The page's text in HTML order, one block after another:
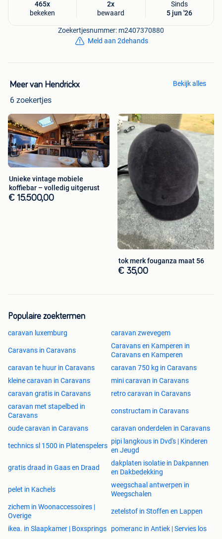
465x
bekeken
2x
bewaard
Sinds
5 jun '26
Zoekertjesnummer: m2407370880
Meld aan 2dehands
Meer van Hendrickx
6 zoekertjes
Bekijk alles
Unieke vintage mobiele
koffiebar – volledig uitgerust
€ 15.500,00
tok merk fouganza maat 56
€ 35,00
Populaire zoektermen
caravan luxemburg caravan zwevegem
Caravans in Caravans
Caravans en Kamperen in
Caravans en Kamperen
caravan te huur in Caravans
caravan 750 kg in Caravans
kleine caravan in Caravans
mini caravan in Caravans
caravan gratis in Caravans
retro caravan in Caravans
caravan met stapelbed in
Caravans
constructam in Caravans
oude caravan in Caravans caravan onderdelen in Caravans
technics sl 1500 in Platenspelers
pipi langkous in Dvd's | Kinderen
en Jeugd
gratis draad in Gaas en Draad
dakplaten isolatie in Dakpannen
en Dakbedekking
pelet in Kachels
weegschaal antwerpen in
Weegschalen
zichem in Woonaccessoires |
Overige
zetelstof in Stoffen en Lappen
ikea. in Slaapkamer | Boxsprings pomeranc in Antiek | Servies los